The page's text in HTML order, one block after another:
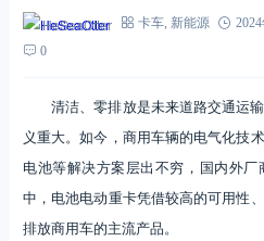
HeSeaOtter 卡车, 新能源
0
清洁、零排放是未来道路交通运
义重大。如今，商用车辆的电气化技
电池等解决方案层出不穷，国内外
中，电池电动重卡凭借较高的可用性
排放商用车的主流产品。